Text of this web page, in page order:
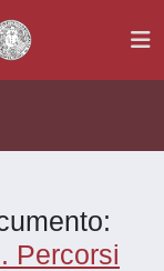
Percorsi